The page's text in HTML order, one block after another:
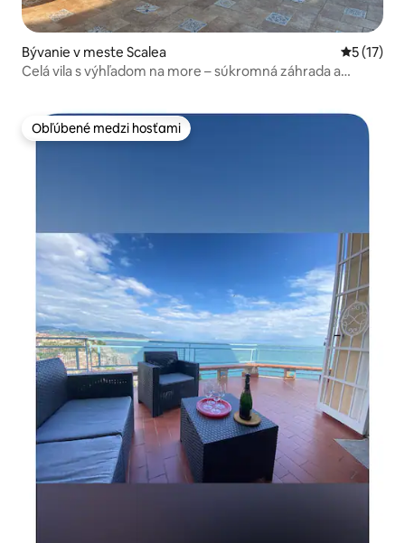
Bývanie v meste Scalea
5 (17)
Celá vila s výhľadom na more – súkromná záhrada a
Obľúbené medzi hosťami
Obľúbené medzi hosťami